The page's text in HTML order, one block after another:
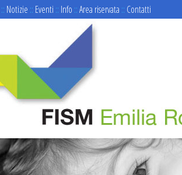
:: Notizie :: Eventi :: Info ::Area riservata :: Contatti